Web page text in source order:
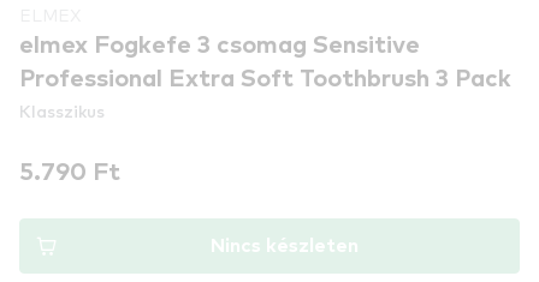
elmex Fogkefe 3 csomag Sensitive
Professional Extra Soft Toothbrush 3 Pack
Klasszikus
5.790 Ft
Nincs készleten